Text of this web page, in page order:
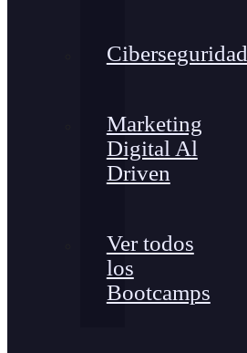
Ciberseguridad
Marketing
Digital Al
Driven
Ver todos
los
Bootcamps